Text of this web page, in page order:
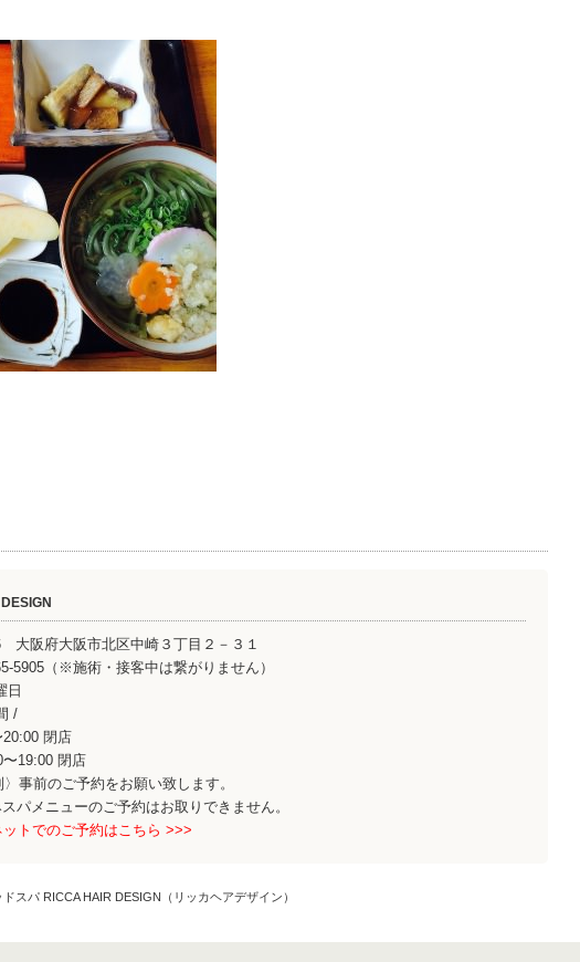
大阪府大阪市北区中崎３丁目２－３１
5905（※施術・接客中は繋がりません）
日
/
閉店
19:00 閉店
〉事前のご予約をお願い致します。
パメニューのご予約はお取りできません。
トでのご予約はこちら >>>
スパ RICCA HAIR DESIGN（リッカヘアデザイン）